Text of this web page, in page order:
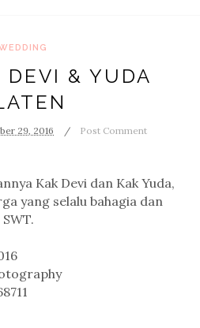
DEVI & YUDA
29, 2016 Post Comment
Kak Devi dan Kak Yuda,
yang selalu bahagia dan